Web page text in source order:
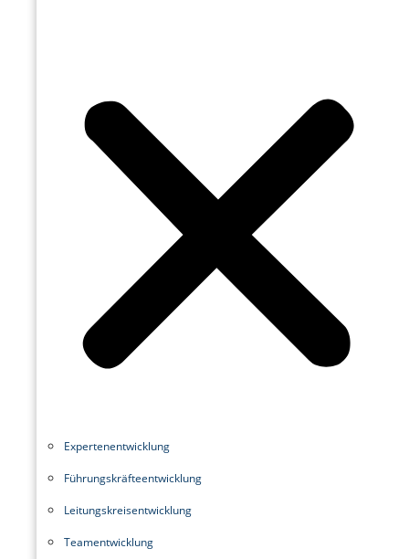
Experten­entwicklung
Führungskräfte­entwicklung
Leitungskreisentwicklung
Teamentwicklung